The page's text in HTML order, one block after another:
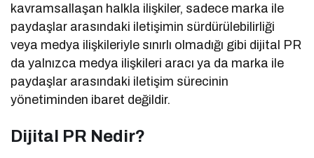
kavramsallaşan halkla ilişkiler, sadece marka ile
paydaşlar arasındaki iletişimin sürdürülebilirliği
veya medya ilişkileriyle sınırlı olmadığı gibi dijital PR
da yalnızca medya ilişkileri aracı ya da marka ile
paydaşlar arasındaki iletişim sürecinin
yönetiminden ibaret değildir.
Dijital PR Nedir?